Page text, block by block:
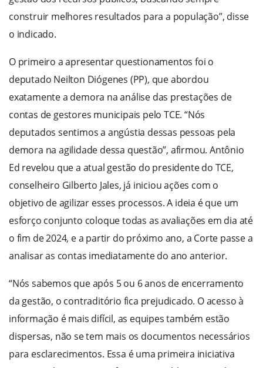
construir melhores resultados para a população”, disse
o indicado.
O primeiro a apresentar questionamentos foi o
deputado Neilton Diógenes (PP), que abordou
exatamente a demora na análise das prestações de
contas de gestores municipais pelo TCE. “Nós
deputados sentimos a angústia dessas pessoas pela
demora na agilidade dessa questão”, afirmou. Antônio
Ed revelou que a atual gestão do presidente do TCE,
conselheiro Gilberto Jales, já iniciou ações com o
objetivo de agilizar esses processos. A ideia é que um
esforço conjunto coloque todas as avaliações em dia até
o fim de 2024, e a partir do próximo ano, a Corte passe a
analisar as contas imediatamente do ano anterior.
“Nós sabemos que após 5 ou 6 anos de encerramento
da gestão, o contraditório fica prejudicado. O acesso à
informação é mais difícil, as equipes também estão
dispersas, não se tem mais os documentos necessários
para esclarecimentos. Essa é uma primeira iniciativa